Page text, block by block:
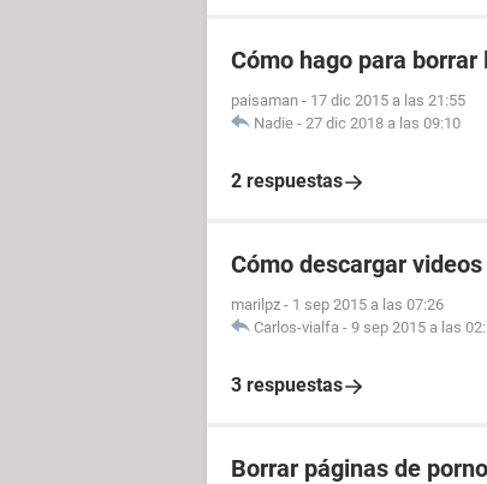
Cómo hago para
paisaman - 17 dic 2015 a las 21:55
Nadie - 27 dic 2018 a las 09:10
2 respuestas
Cómo descargar
marilpz - 1 sep 2015 a las 07:26
Carlos-vialfa - 9 sep 2015 a las
3 respuestas
Borrar páginas de